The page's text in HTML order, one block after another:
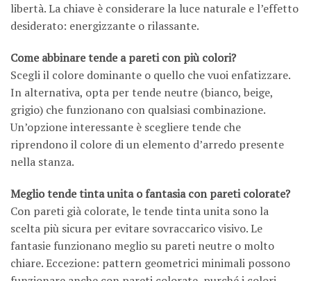
libertà. La chiave è considerare la luce naturale e l’effetto
desiderato: energizzante o rilassante.
Come abbinare tende a pareti con più colori?
Scegli il colore dominante o quello che vuoi enfatizzare.
In alternativa, opta per tende neutre (bianco, beige,
grigio) che funzionano con qualsiasi combinazione.
Un’opzione interessante è scegliere tende che
riprendono il colore di un elemento d’arredo presente
nella stanza.
Meglio tende tinta unita o fantasia con pareti colorate?
Con pareti già colorate, le tende tinta unita sono la
scelta più sicura per evitare sovraccarico visivo. Le
fantasie funzionano meglio su pareti neutre o molto
chiare. Eccezione: pattern geometrici minimali possono